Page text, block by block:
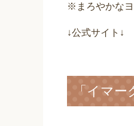
※まろやかなヨ
↓公式サイト↓
「イマ